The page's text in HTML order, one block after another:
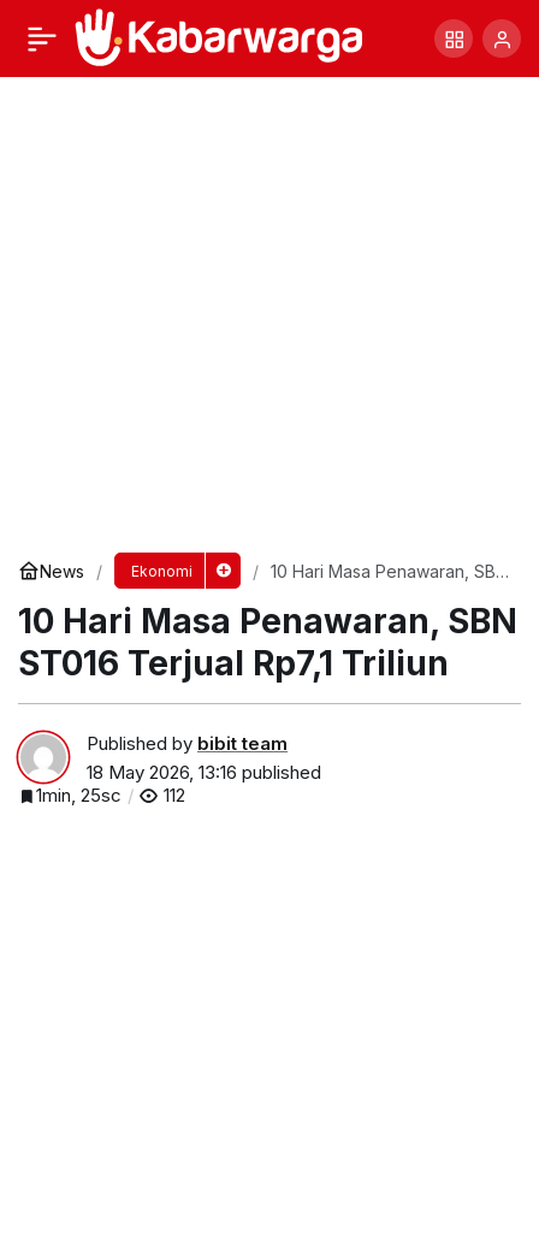
News Ekonomi
10 Hari Masa Penawaran, SBN
10 Hari Masa Penawaran, SBN
ST016 Terjual Rp7,1 Triliun
Published by bibit team
18 May 2026, 13:16 published
1min, 25sc
112